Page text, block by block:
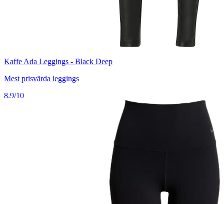
Kaffe Ada Leggings - Black Deep
Mest prisvärda leggings
8.9/10